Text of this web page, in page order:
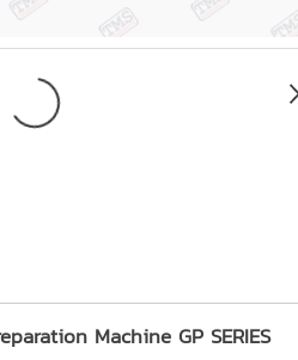
Machine GP SERIES